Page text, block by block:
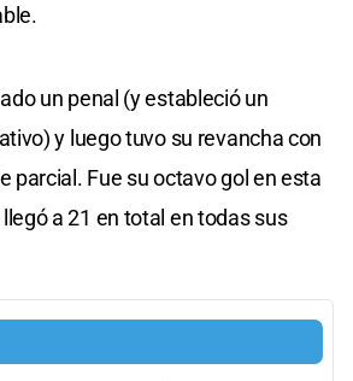
un penal (y estableció un
y luego tuvo su revancha con
parcial. Fue su octavo gol en esta
a 21 en total en todas sus